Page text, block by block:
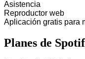
Asistencia
Reproductor web
Aplicación gratis para
Planes de